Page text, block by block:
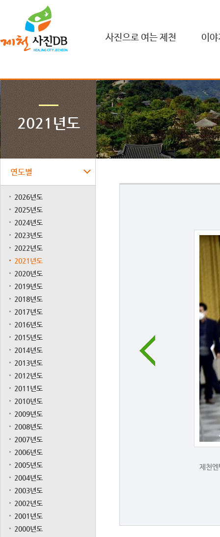
사진으로 여는 제천 이
2021년도
연도별
2026년도
2025년도
2024년도
2023년도
2022년도
2021년도
2020년도
2019년도
2018년도
2017년도
2016년도
2015년도
2014년도
2013년도
2012년도
2011년도
2010년도
2009년도
2008년도
2007년도
2006년도
2005년도
2004년도
2003년도
2002년도
2001년도
2000년도
제천